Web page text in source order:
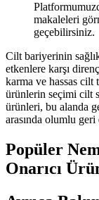
makaleleri
geçebilirsiniz.
Cilt bariyerinin
etkenlere karşı
karma ve hassas cilt
ürünlerin seçimi cilt
ürünleri, bu alanda
arasında olumlu geri
Popüler
Onarıcı